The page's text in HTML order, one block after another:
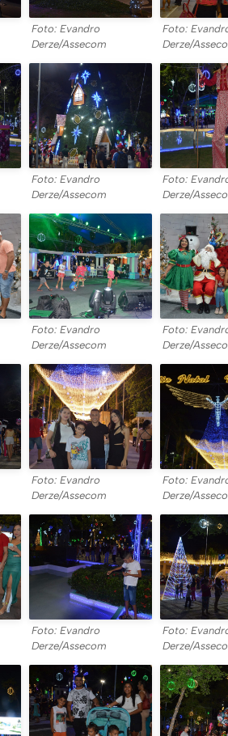
Foto: Evandro
Derze/Assecom
Foto:
Derze/
Foto: Evandro
Derze/Assecom
Foto:
Derze/
Foto: Evandro
Derze/Assecom
Foto:
Derze/
Foto: Evandro
Derze/Assecom
Foto:
Derze/
Foto: Evandro
Derze/Assecom
Foto:
Derze/